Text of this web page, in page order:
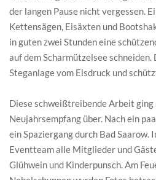
der langen Pause nicht vergessen.
Kettensägen, Eisäxten und
in guten zwei Stunden eine
auf dem Scharmützelsee
Steganlage vom Eisdruck und
Diese schweißtreibende Arbeit ging
Neujahrsempfang über. Nach ein
ein Spaziergang durch Bad Saarow.
Eventteam alle Mitglieder und
Glühwein und Kinderpunsch. Am